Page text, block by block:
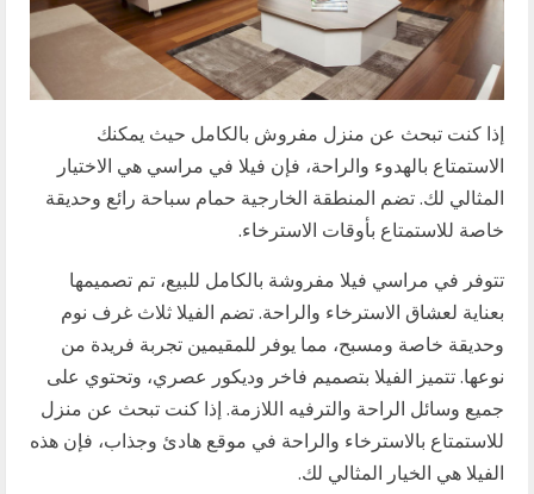
إذا كنت تبحث عن منزل مفروش بالكامل حيث يمكنك
الاستمتاع بالهدوء والراحة، فإن فيلا في مراسي هي الاختيار
المثالي لك. تضم المنطقة الخارجية حمام سباحة رائع وحديقة
خاصة للاستمتاع بأوقات الاسترخاء.
تتوفر في مراسي فيلا مفروشة بالكامل للبيع، تم تصميمها
بعناية لعشاق الاسترخاء والراحة. تضم الفيلا ثلاث غرف نوم
وحديقة خاصة ومسبح، مما يوفر للمقيمين تجربة فريدة من
نوعها. تتميز الفيلا بتصميم فاخر وديكور عصري، وتحتوي على
جميع وسائل الراحة والترفيه اللازمة. إذا كنت تبحث عن منزل
للاستمتاع بالاسترخاء والراحة في موقع هادئ وجذاب، فإن هذه
الفيلا هي الخيار المثالي لك.